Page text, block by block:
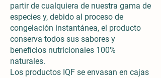
partir de cualquiera de nuestra gama de
especies y, debido al proceso de
congelación instantánea, el producto
conserva todos sus sabores y
beneficios nutricionales 100%
naturales.
Los productos IQF se envasan en cajas